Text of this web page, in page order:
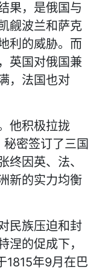
果，是俄国与
觎波兰和萨克
利的威胁。而
英国对俄国兼
，法国也对
他积极拉拢
密签订了三国
终因英、法、
新的实力均衡
民族压迫和封
涅的促成下，
1815年9月在巴